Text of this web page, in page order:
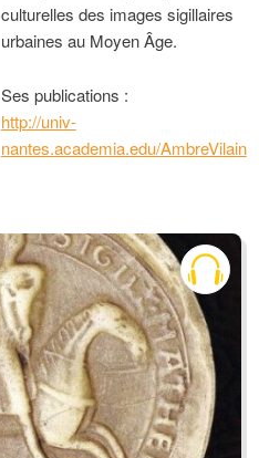
culturelles des images sigillaires
urbaines au Moyen Âge.
Ses publications :
http://univ-
nantes.academia.edu/AmbreVilain